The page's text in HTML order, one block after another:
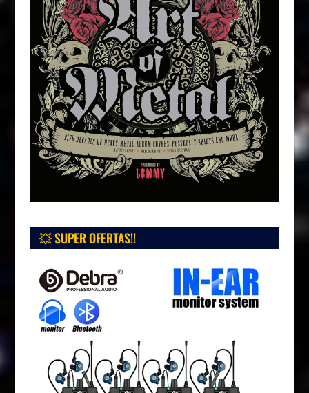
💥 SUPER OFERTAS!!